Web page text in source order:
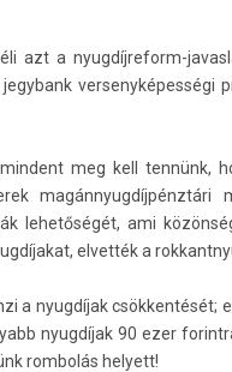
azt a nyugdíjreform-
meg kell tennünk,
magánnyugdíjpénztári
lehetőségét, ami
elvették a
a nyugdíjak
nyugdíjak 90 ezer
rombolás helyett!